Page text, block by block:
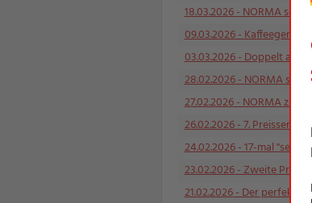
18.03.2026- NORMA senkt
09.03.2026- Kaffeegenuss
03.03.2026- Doppelt
28.02.2026- NORMA
27.02.2026- NORMA zieht
26.02.2026- 7.
24.02.2026- 17-mal "sehr
23.02.2026- Zweite
21.02.2026- Der perfekte